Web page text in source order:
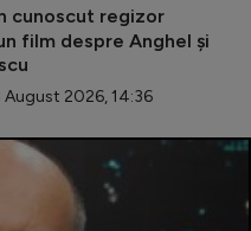
cunoscut regizor
film despre Anghel și
2026, 14:36